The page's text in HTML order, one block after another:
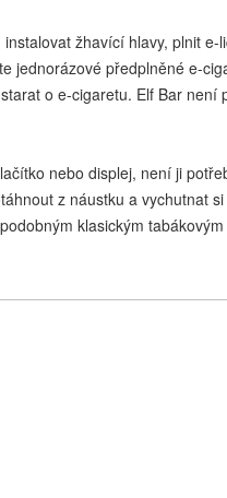
žhavící hlavy, plnit
jednorázové předplněné e-
o e-cigaretu. Elf Bar
nebo displej, není ji
z náustku a vychutnat
klasickým